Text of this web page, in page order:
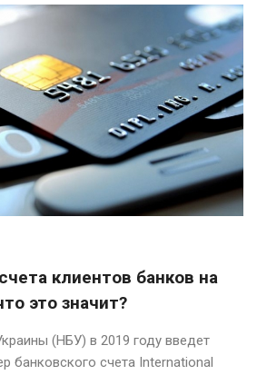
клиентов банков на
это значит?
(НБУ) в 2019 году введет
банковского счета International